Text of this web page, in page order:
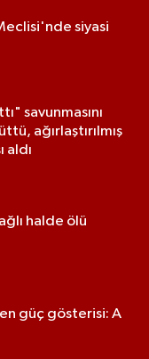
siyasi
savunmasını
ağırlaştırılmış
aldı
halde ölü
güç gösterisi: A